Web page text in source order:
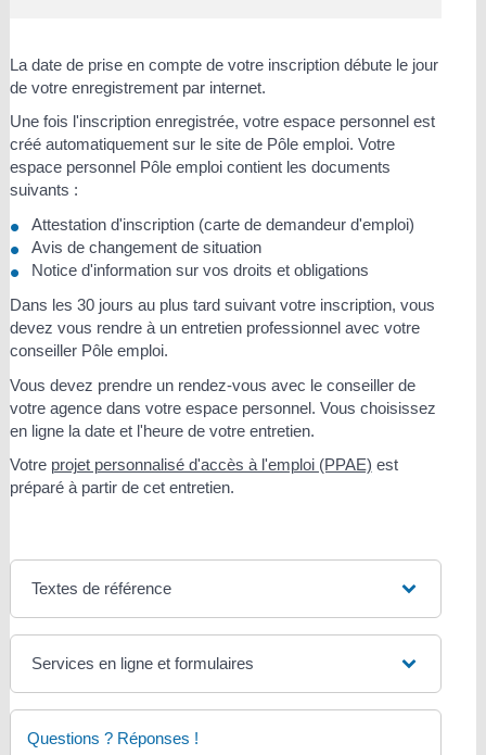
La date de prise en compte de votre inscription débute le jour
de votre enregistrement par internet.
Une fois l'inscription enregistrée, votre espace personnel est
créé automatiquement sur le site de Pôle emploi. Votre
espace personnel Pôle emploi contient les documents
suivants :
Attestation d'inscription (carte de demandeur d'emploi)
Avis de changement de situation
Notice d'information sur vos droits et obligations
Dans les 30 jours au plus tard suivant votre inscription, vous
devez vous rendre à un entretien professionnel avec votre
conseiller Pôle emploi.
Vous devez prendre un rendez-vous avec le conseiller de
votre agence dans votre espace personnel. Vous choisissez
en ligne la date et l'heure de votre entretien.
Votre projet personnalisé d'accès à l'emploi (PPAE) est
préparé à partir de cet entretien.
Textes de référence
Services en ligne et formulaires
Questions ? Réponses !